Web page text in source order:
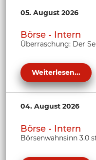
05. August 2026
Börse - Intern
Überraschung: Der
Weiterlesen...
04. August 2026
Börse - Intern
Börsenwahnsinn 3.0